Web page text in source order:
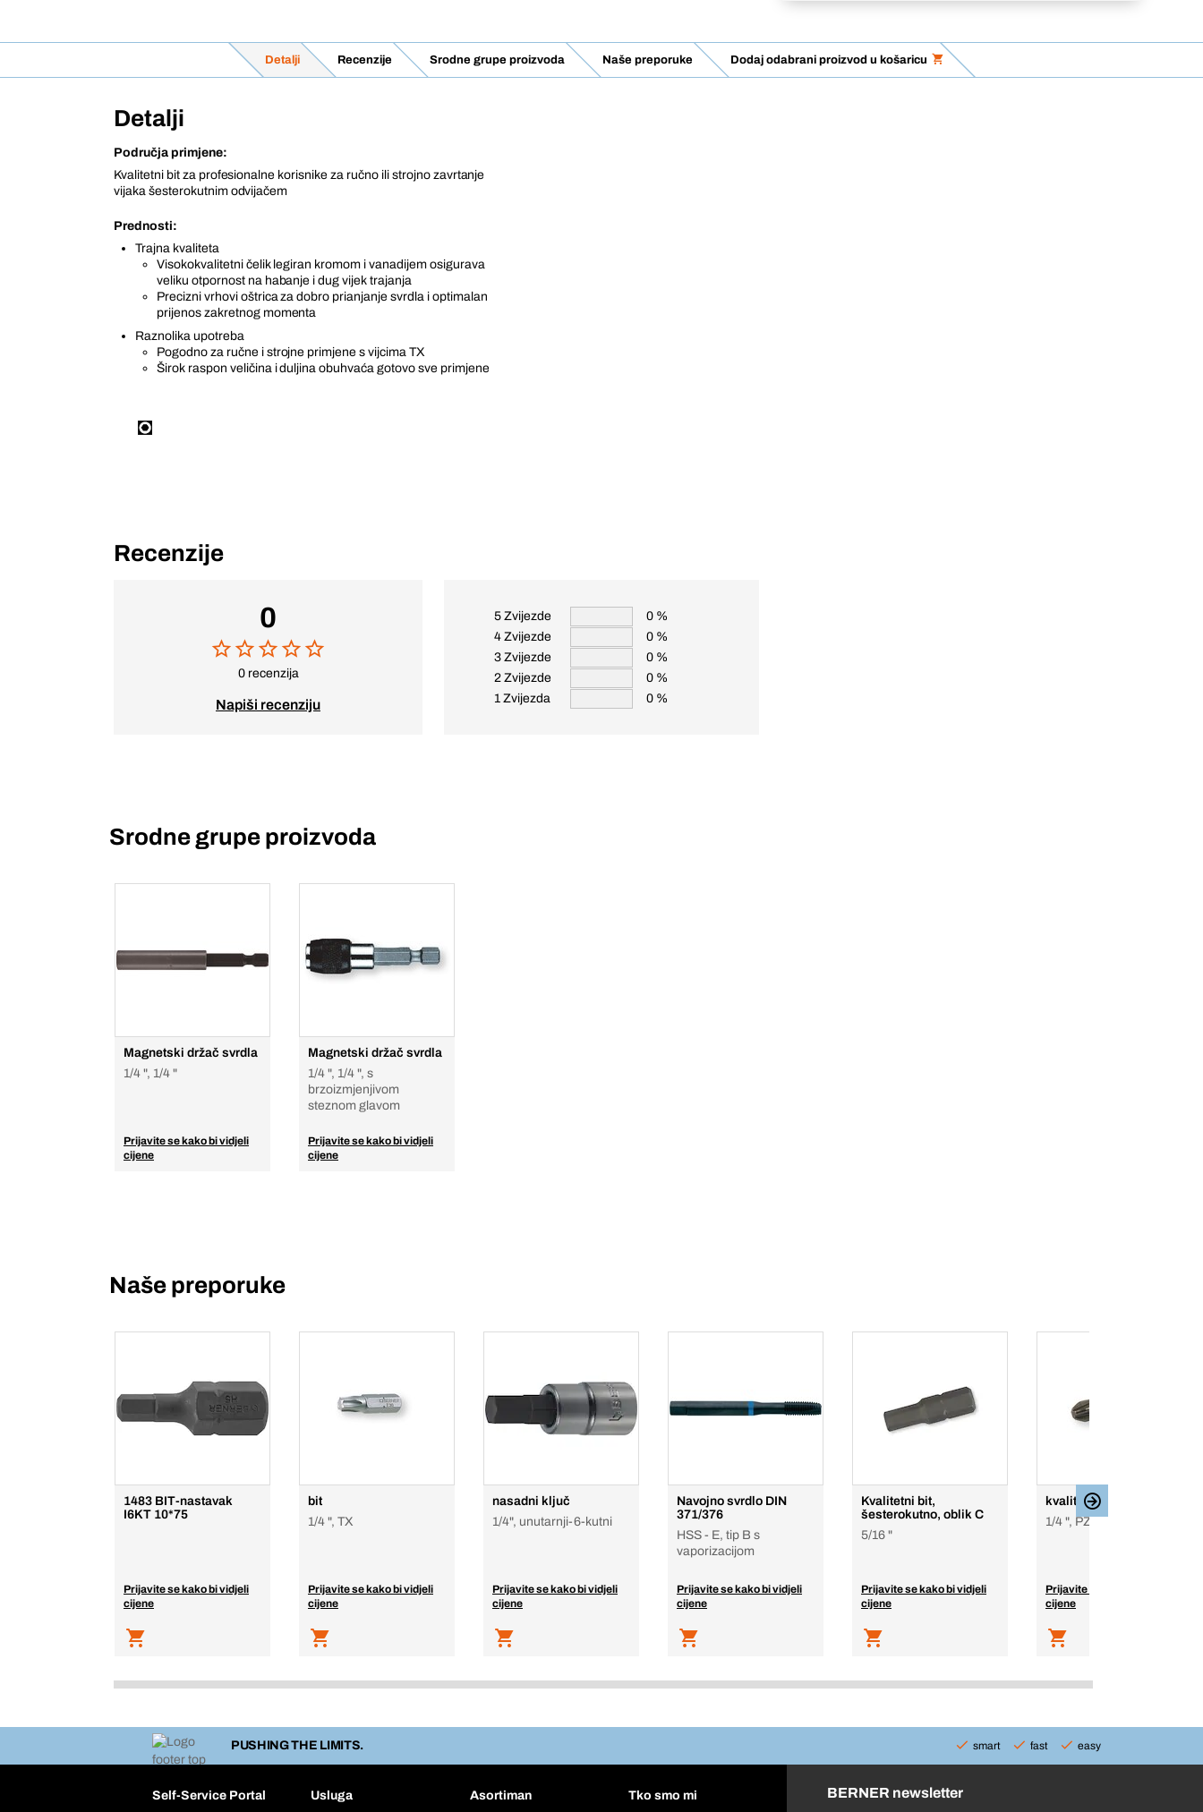
Detalji Recenzije Srodne grupe proizvoda Naše preporuke Dodaj odabrani proizvod u košaricu
Detalji
Područja primjene:
Kvalitetni bit za profesionalne korisnike za ručno ili strojno zavrtanje
vijaka šesterokutnim odvijačem
Prednosti:
Trajna kvaliteta
Visokokvalitetni čelik legiran kromom i vanadijem osigurava
veliku otpornost na habanje i dug vijek trajanja
Precizni vrhovi oštrica za dobro prianjanje svrdla i optimalan
prijenos zakretnog momenta
Raznolika upotreba
Pogodno za ručne i strojne primjene s vijcima TX
Širok raspon veličina i duljina obuhvaća gotovo sve primjene
Recenzije
0
0 recenzija
Napiši recenziju
5 Zvijezde
0 %
4 Zvijezde
0 %
3 Zvijezde
0 %
2 Zvijezde
0 %
1 Zvijezda
0 %
Srodne grupe proizvoda
Magnetski držač svrdla
1/4 ", 1/4 "
Prijavite se kako bi vidjeli
cijene
Magnetski držač svrdla
1/4 ", 1/4 ", s
brzoizmjenjivom
steznom glavom
Prijavite se kako bi vidjeli
cijene
Naše preporuke
1483 BIT-nastavak
I6KT 10*75
Prijavite se kako bi vidjeli
cijene
bit
1/4 ", TX
Prijavite se kako bi vidjeli
cijene
nasadni ključ
1/4", unutarnji-6-kutni
Prijavite se kako bi vidjeli
cijene
Navojno svrdlo DIN
371/376
HSS - E, tip B s
vaporizacijom
Prijavite se kako bi vidjeli
cijene
Kvalitetni bit,
šesterokutno, oblik C
5/16 "
Prijavite se kako bi vidjeli
cijene
kvalitetni-Bit
1/4 ", PZ
Prijavite se kako bi vidjeli
cijene
PUSHING THE LIMITS. smart fast easy
Self-Service Portal Usluga Asortiman Tko smo mi BERNER newsletter